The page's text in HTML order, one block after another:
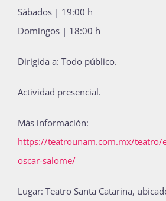
Sábados | 19:00 h
Domingos | 18:00 h
Dirigida a: Todo público.
Actividad presencial.
Más información:
https://teatrounam.com.mx/teatro/
oscar-salome/
Lugar: Teatro Santa Catarina,